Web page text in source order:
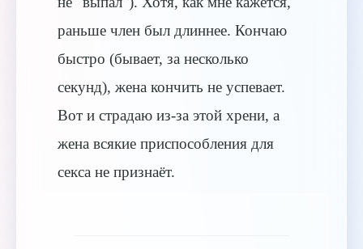
раньше член был длиннее. Кончаю
быстро (бывает, за несколько
секунд), жена кончить не успевает.
Вот и страдаю из-за этой хрени, а
жена всякие приспособления для
секса не признаёт.